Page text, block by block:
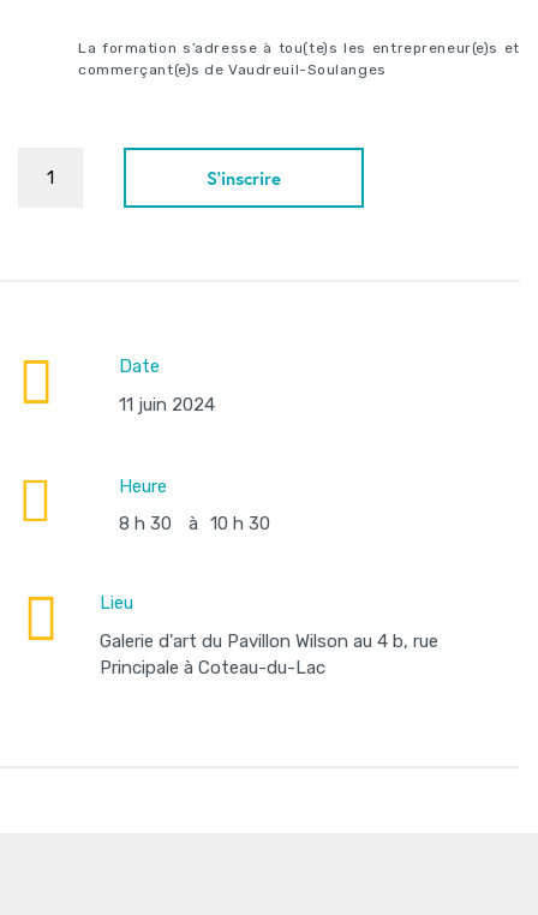
La formation s’adresse à tou(te)s les entrepreneur(e)s et
commerçant(e)s de Vaudreuil-Soulanges
S'inscrire
Date
11 juin 2024
Heure
8 h 30
à 10 h 30
Lieu
Galerie d'art du Pavillon Wilson au 4 b, rue
Principale à Coteau-du-Lac